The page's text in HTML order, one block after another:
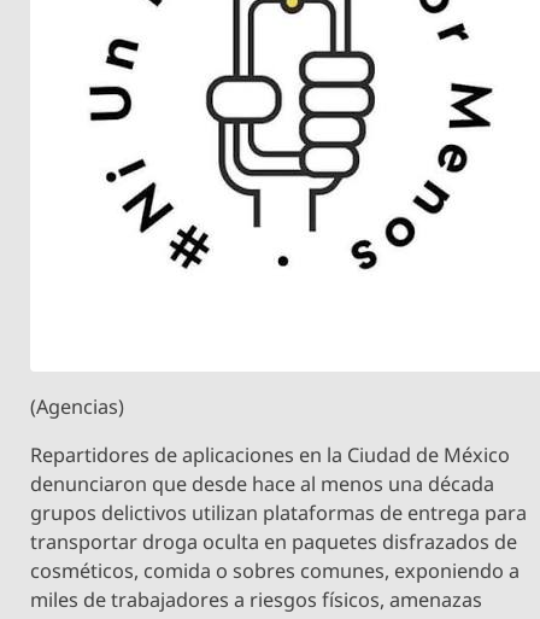
(Agencias)
Repartidores de aplicaciones en la Ciudad de México
denunciaron que desde hace al menos una década
grupos delictivos utilizan plataformas de entrega para
transportar droga oculta en paquetes disfrazados de
cosméticos, comida o sobres comunes, exponiendo a
miles de trabajadores a riesgos físicos, amenazas